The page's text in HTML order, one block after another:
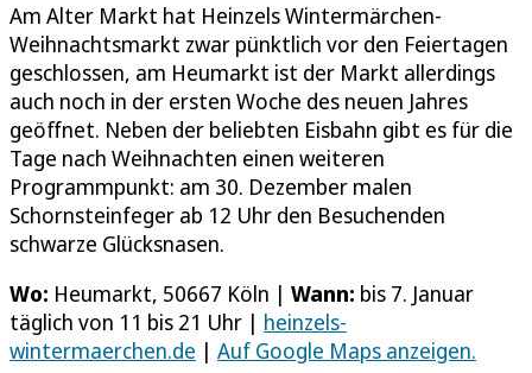
Am Alter Markt hat Heinzels Wintermärchen-
Weihnachtsmarkt zwar pünktlich vor den Feiertagen
geschlossen, am Heumarkt ist der Markt allerdings
auch noch in der ersten Woche des neuen Jahres
geöffnet. Neben der beliebten Eisbahn gibt es für die
Tage nach Weihnachten einen weiteren
Programmpunkt: am 30. Dezember malen
Schornsteinfeger ab 12 Uhr den Besuchenden
schwarze Glücksnasen.
Wo: Heumarkt, 50667 Köln | Wann: bis 7. Januar
täglich von 11 bis 21 Uhr | heinzels-
wintermaerchen.de | Auf Google Maps anzeigen.